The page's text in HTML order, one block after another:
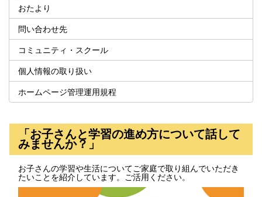
おたより
問い合わせ先
コミュニティ・スクール
個人情報の取り扱い
ホームページ管理運用規程
「お子さんと学習の進め方について話して
みませんか？」
お子さんの学習や生活についてご家庭で取り組んでいただき
たいことを紹介しています。ご活用ください。